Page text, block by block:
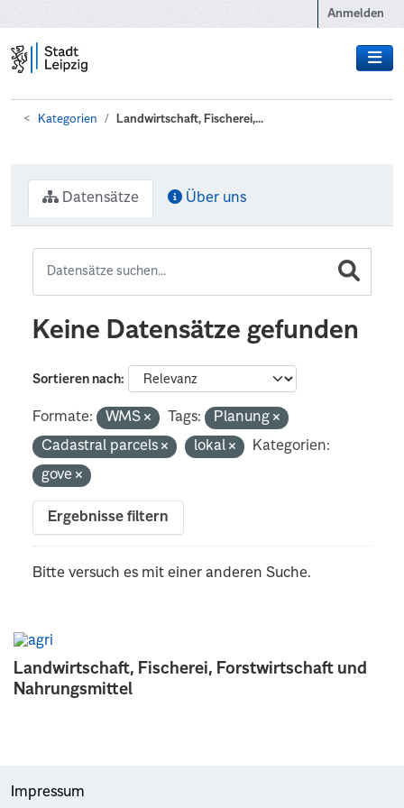
Anmelden
Kategorien Landwirtschaft, Fischerei,...
Landwirtschaft, Fischerei, Forstwirtschaft und
Nahrungsmittel
Datensätze Über uns
Keine Datensätze gefunden
Sortieren nach
Formate: WMS Tags:
Planung
Cadastral parcels
lokal
Kategorien:
gove
Ergebnisse filtern
Bitte versuch es mit einer anderen Suche.
Impressum